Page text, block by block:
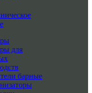
для
барные